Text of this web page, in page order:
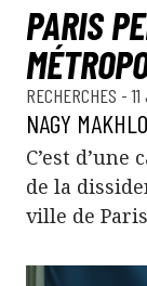
PARIS
RECHERCHES -
NAGY
C’est
de la
ville de